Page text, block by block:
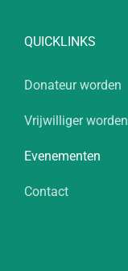
QUICKLINKS
Donateur worden
Vrijwilliger worden
Evenementen
Contact